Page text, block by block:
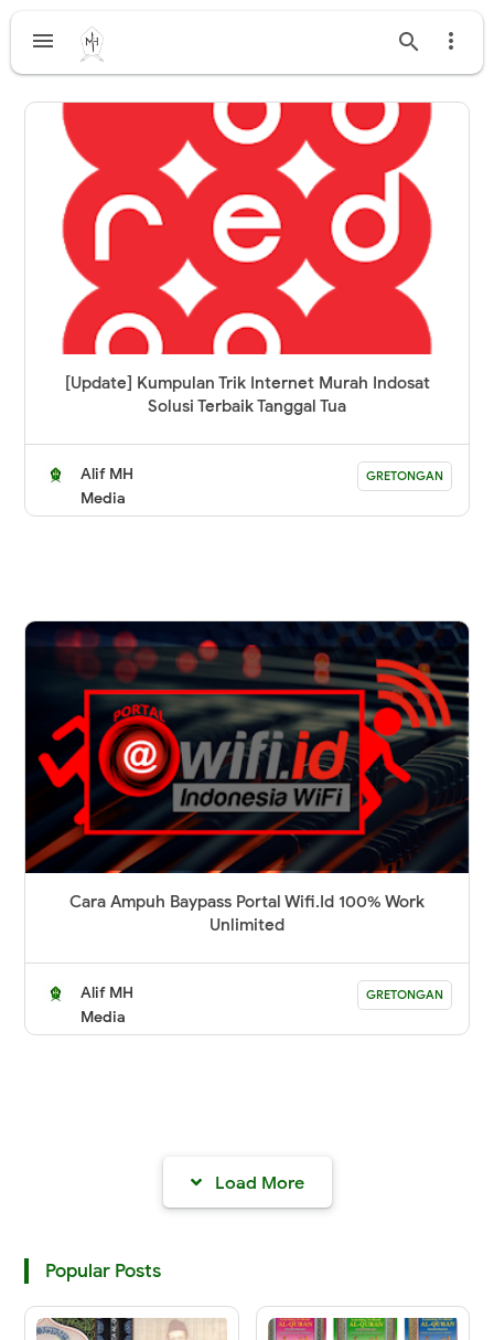
  
[Update] Kumpulan Trik Internet Murah Indosat
Solusi Terbaik Tanggal Tua
Alif MH
Media
GRETONGAN
Cara Ampuh Baypass Portal Wifi.Id 100% Work
Unlimited
Alif MH
Media
GRETONGAN
Load More
Popular Posts